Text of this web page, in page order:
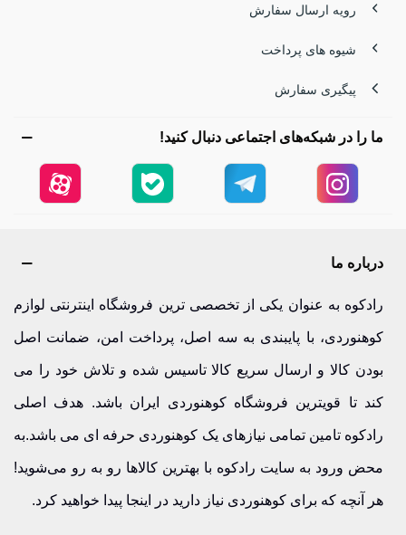
رویه ارسال سفارش
شیوه های پرداخت
پیگیری سفارش
ما را در شبکه‌های اجتماعی دنبال کنید!
درباره ما
رادکوه به عنوان یکی از تخصصی ترین فروشگاه اینترنتی لوازم
کوهنوردی، با پایبندی به سه اصل، پرداخت امن، ضمانت اصل
بودن کالا و ارسال سریع کالا تاسیس شده و تلاش خود را می
کند تا قویترین فروشگاه کوهنوردی ایران باشد. هدف اصلی
رادکوه تامین تمامی نیازهای یک کوهنوردی حرفه ای می باشد.به
محض ورود به سایت رادکوه با بهترین کالاها رو به رو می‌شوید!
هر آنچه که برای کوهنوردی نیاز دارید در اینجا پیدا خواهید کرد.